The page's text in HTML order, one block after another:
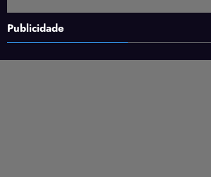
Publicidade